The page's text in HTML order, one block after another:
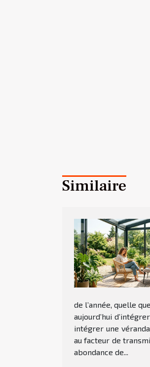
Similaire
de l’année, quelle
aujourd’hui
intégrer une
au facteur de
abondance de...